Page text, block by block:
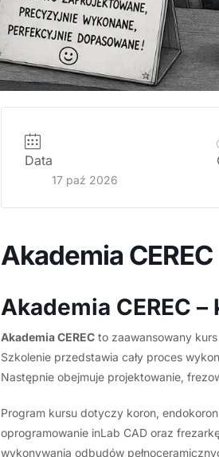
Data
17 paź 2026
Akademia CEREC
Akademia CEREC
Akademia CERECto zaawansowany
Szkolenie przedstawia cały proces
Następnie obejmuje projektowanie,
Program kursu dotyczy koron,
oprogramowanie inLab CAD oraz
wykonywania odbudów
Akademia
wewnątrzustne,
koron,
endokoron
i
prac
implantoprotetycznych,
CEREC
Primemill